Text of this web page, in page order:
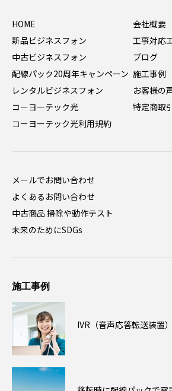
HOME
新品ビジネスフォン
中古ビジネスフォン
配線パック20周年キャンペーン
レンタルビジネスフォン
コーヨーテック光
コーヨーテック光利用規約
会社概要
工事対応
ブログ
施工事例
お客様の
特定商取
メールでお問い合わせ
よくあるお問い合わせ
中古商品 掃除や動作テスト
未来のためにSDGs
施工事例
IVR（音声応答転送装置